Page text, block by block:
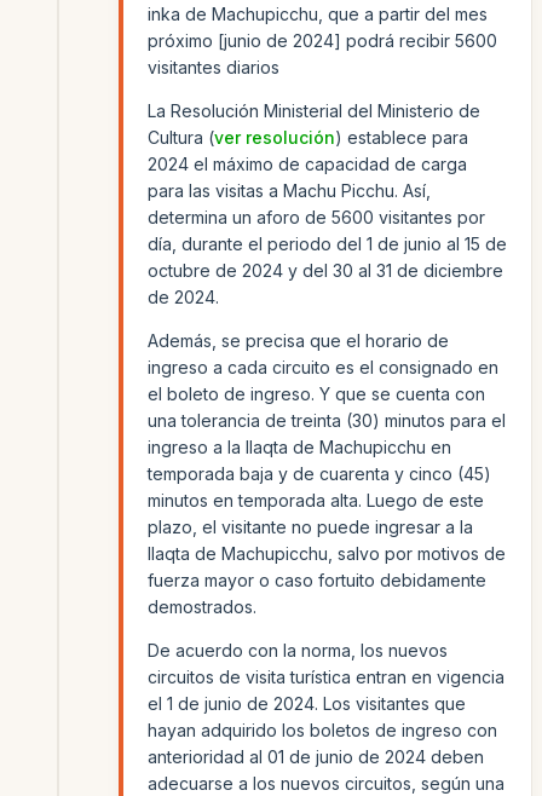
inka de Machupicchu, que a partir del mes
próximo [junio de 2024] podrá recibir 5600
visitantes diarios
La Resolución Ministerial del Ministerio de
Cultura (ver resolución) establece para
2024 el máximo de capacidad de carga
para las visitas a Machu Picchu. Así,
determina un aforo de 5600 visitantes por
día, durante el periodo del 1 de junio al 15 de
octubre de 2024 y del 30 al 31 de diciembre
de 2024.
Además, se precisa que el horario de
ingreso a cada circuito es el consignado en
el boleto de ingreso. Y que se cuenta con
una tolerancia de treinta (30) minutos para el
ingreso a la llaqta de Machupicchu en
temporada baja y de cuarenta y cinco (45)
minutos en temporada alta. Luego de este
plazo, el visitante no puede ingresar a la
llaqta de Machupicchu, salvo por motivos de
fuerza mayor o caso fortuito debidamente
demostrados.
De acuerdo con la norma, los nuevos
circuitos de visita turística entran en vigencia
el 1 de junio de 2024. Los visitantes que
hayan adquirido los boletos de ingreso con
anterioridad al 01 de junio de 2024 deben
adecuarse a los nuevos circuitos, según una